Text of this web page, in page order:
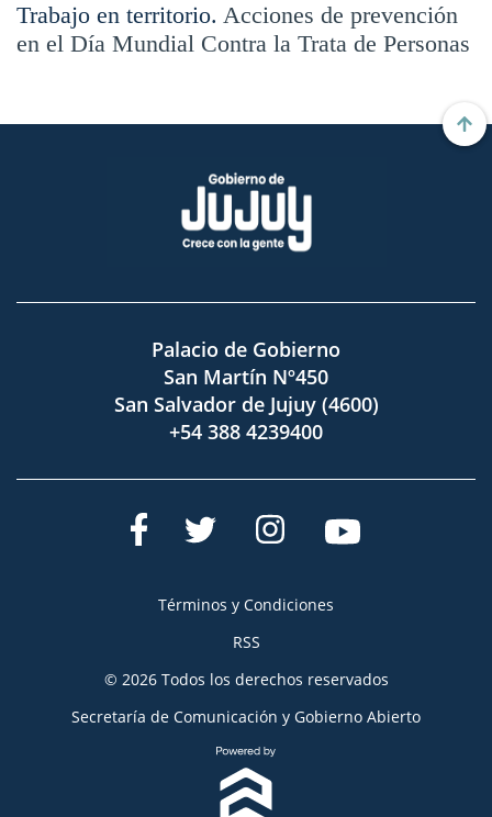
Trabajo en territorio. Acciones de prevención
en el Día Mundial Contra la Trata de Personas
Palacio de Gobierno
San Martín Nº450
San Salvador de Jujuy (4600)
+54 388 4239400
Términos y Condiciones
RSS
© 2026 Todos los derechos reservados
Secretaría de Comunicación y Gobierno Abierto